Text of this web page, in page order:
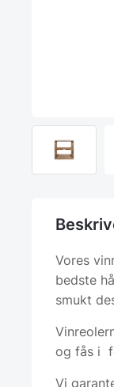
Vores
bedste
smukt
og fås i
Vi